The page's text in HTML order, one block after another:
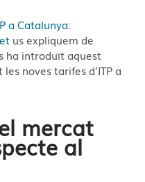
a Catalunya:
us expliquem de
ha introduït aquest
noves tarifes d’ITP a
mercat
al